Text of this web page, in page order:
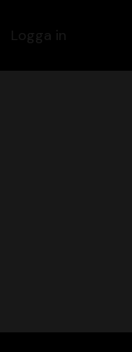
Logga in